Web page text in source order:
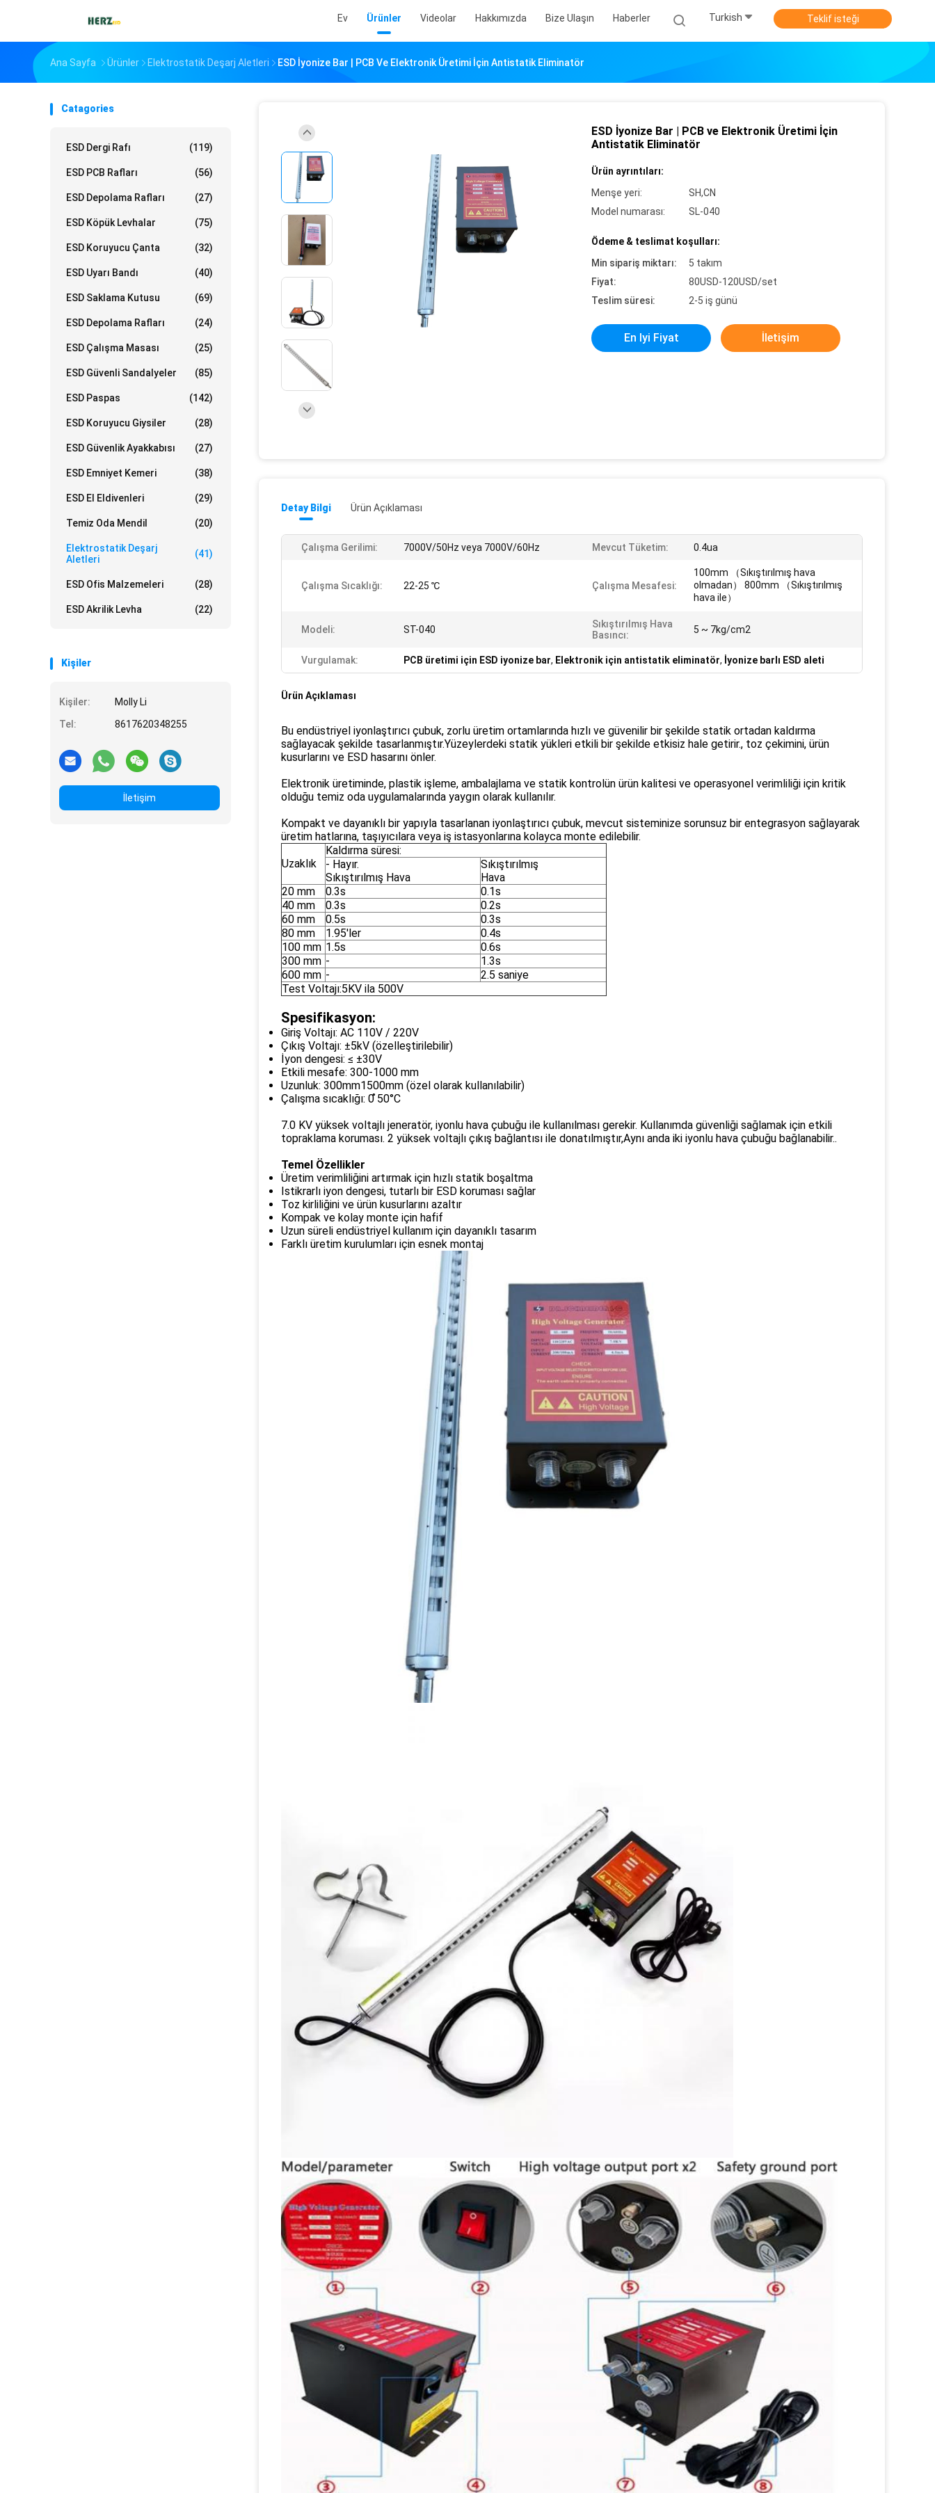
Ev Ürünler Videolar Hakkımızda Bize Ulaşın Haberler Turkish Teklif isteği
Ana Sayfa Ürünler Elektrostatik Deşarj Aletleri ESD İyonize Bar | PCB Ve Elektronik Üretimi İçin Antistatik Eliminatör
Catagories
ESD Dergi Rafı (119)
ESD PCB Rafları (56)
ESD Depolama Rafları (27)
ESD Köpük Levhalar (75)
ESD Koruyucu Çanta (32)
ESD Uyarı Bandı (40)
ESD Saklama Kutusu (69)
ESD Depolama Rafları (24)
ESD Çalışma Masası (25)
ESD Güvenli Sandalyeler (85)
ESD Paspas (142)
ESD Koruyucu Giysiler (28)
ESD Güvenlik Ayakkabısı (27)
ESD Emniyet Kemeri (38)
ESD El Eldivenleri (29)
Temiz Oda Mendil (20)
Elektrostatik Deşarj
Aletleri
(41)
ESD Ofis Malzemeleri (28)
ESD Akrilik Levha (22)
Kişiler
Kişiler:
Molly Li
Tel:
8617620348255
İletişim
ESD İyonize Bar | PCB ve Elektronik Üretimi İçin
Antistatik Eliminatör
Ürün ayrıntıları:
Menşe yeri:
SH,CN
Model numarası:
SL-040
Ödeme & teslimat koşulları:
Min sipariş miktarı:
5 takım
Fiyat:
80USD-120USD/set
Teslim süresi:
2-5 iş günü
En Iyi Fiyat İletişim
Detay Bilgi Ürün Açıklaması
Çalışma Gerilimi: 7000V/50Hz veya 7000V/60Hz Mevcut Tüketim: 0.4ua
Çalışma Sıcaklığı: 22-25 ℃ Çalışma Mesafesi:
100mm （Sıkıştırılmış hava
olmadan） 800mm （Sıkıştırılmış
hava ile）
Modeli: ST-040
Sıkıştırılmış Hava
Basıncı:
5 ~ 7kg/cm2
Vurgulamak: PCB üretimi için ESD iyonize bar, Elektronik için antistatik eliminatör, İyonize barlı ESD aleti
Ürün Açıklaması
Bu endüstriyel iyonlaştırıcı çubuk, zorlu üretim ortamlarında hızlı ve güvenilir bir şekilde statik ortadan kaldırma
sağlayacak şekilde tasarlanmıştır.Yüzeylerdeki statik yükleri etkili bir şekilde etkisiz hale getirir., toz çekimini, ürün
kusurlarını ve ESD hasarını önler.
Elektronik üretiminde, plastik işleme, ambalajlama ve statik kontrolün ürün kalitesi ve operasyonel verimliliği için kritik
olduğu temiz oda uygulamalarında yaygın olarak kullanılır.
Kompakt ve dayanıklı bir yapıyla tasarlanan iyonlaştırıcı çubuk, mevcut sisteminize sorunsuz bir entegrasyon sağlayarak
üretim hatlarına, taşıyıcılara veya iş istasyonlarına kolayca monte edilebilir.
Uzaklık
Kaldırma süresi:
- Hayır.
Sıkıştırılmış Hava
Sıkıştırılmış
Hava
20 mm
0.3s
0.1s
40 mm
0.3s
0.2s
60 mm
0.5s
0.3s
80 mm
1.95'ler
0.4s
100 mm 1.5s
0.6s
300 mm -
1.3s
600 mm -
2.5 saniye
Test Voltajı:5KV ila 500V
Spesifikasyon:
Giriş Voltajı: AC 110V / 220V
Çıkış Voltajı: ±5kV (özelleştirilebilir)
İyon dengesi: ≤ ±30V
Etkili mesafe: 300-1000 mm
Uzunluk: 300mm1500mm (özel olarak kullanılabilir)
Çalışma sıcaklığı: 0 ̊50°C
7.0 KV yüksek voltajlı jeneratör, iyonlu hava çubuğu ile kullanılması gerekir. Kullanımda güvenliği sağlamak için etkili
topraklama koruması. 2 yüksek voltajlı çıkış bağlantısı ile donatılmıştır,Aynı anda iki iyonlu hava çubuğu bağlanabilir..
Temel Özellikler
Üretim verimliliğini artırmak için hızlı statik boşaltma
Istikrarlı iyon dengesi, tutarlı bir ESD koruması sağlar
Toz kirliliğini ve ürün kusurlarını azaltır
Kompak ve kolay monte için hafif
Uzun süreli endüstriyel kullanım için dayanıklı tasarım
Farklı üretim kurulumları için esnek montaj